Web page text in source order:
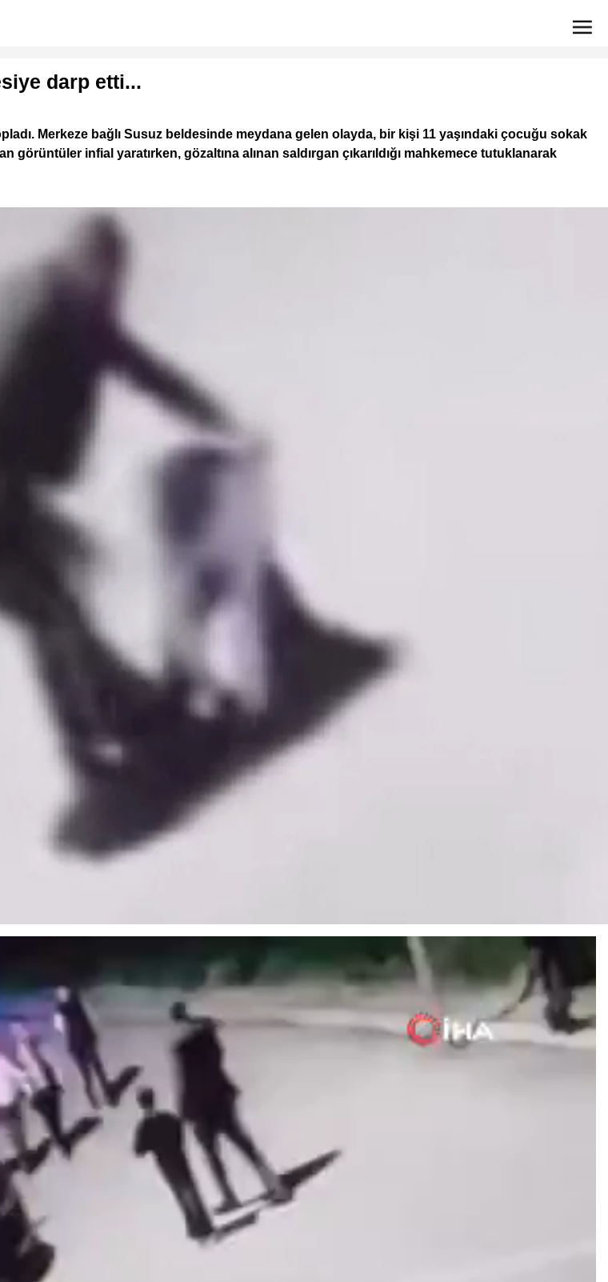
darp etti...
Merkeze bağlı Susuz beldesinde meydana gelen olayda, bir kişi 11 yaşındaki çocuğu sokak
infial yaratırken, gözaltına alınan saldırgan çıkarıldığı mahkemece tutuklanarak